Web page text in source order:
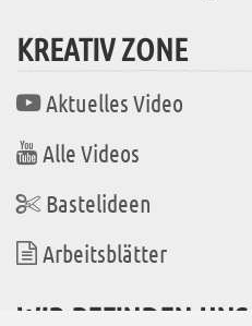
KREATIV ZONE
Aktuelles Video
Alle Videos
Bastelideen
Arbeitsblätter
WIR BEFINDEN